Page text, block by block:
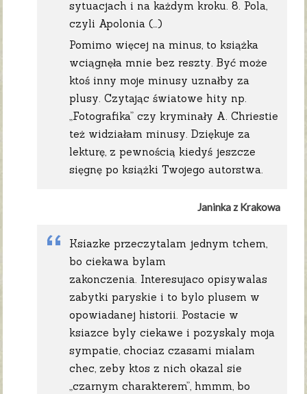
sytuacjach i na każdym kroku. 8. Pola,
czyli Apolonia (…)
Pomimo więcej na minus, to książka
wciągnęła mnie bez reszty. Być może
ktoś inny moje minusy uznałby za
plusy. Czytając światowe hity np.
„Fotografika” czy kryminały A. Chriestie
też widziałam minusy. Dziękuje za
lekturę, z pewnością kiedyś jeszcze
sięgnę po książki Twojego autorstwa.
Janinka z Krakowa
Ksiazke przeczytalam jednym tchem,
bo ciekawa bylam
zakonczenia. Interesujaco opisywalas
zabytki paryskie i to bylo plusem w
opowiadanej historii. Postacie w
ksiazce byly ciekawe i pozyskaly moja
sympatie, chociaz czasami mialam
chec, zeby ktos z nich okazal sie
„czarnym charakterem”, hmmm, bo